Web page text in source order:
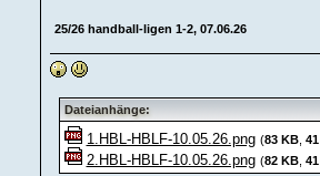
25/26 handball-ligen 1-2, 07.06.26
Dateianhänge:
1.HBL-HBLF-10.05.26.png (83 KB, 41
2.HBL-HBLF-10.05.26.png (82 KB, 41